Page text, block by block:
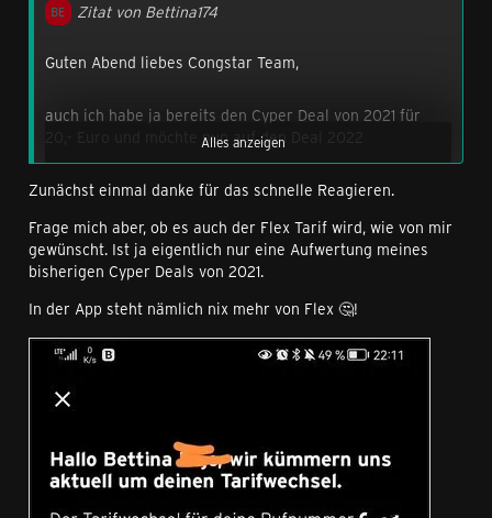
Zitat von Bettina174
Guten Abend liebes Congstar Team,
auch ich habe ja bereits den Cyper Deal von 2021 für
20,- Euro und möchte nun auf den Deal 2022
aktualisieren.
Bitte weiterhin den Flex-Tarif.
Stimme ausdrücklich den AGBs zu!
Danke und herzliche Grüße
Alles anzeigen
Zunächst einmal danke für das schnelle Reagieren.
Frage mich aber, ob es auch der Flex Tarif wird, wie von mir
gewünscht. Ist ja eigentlich nur eine Aufwertung meines
bisherigen Cyper Deals von 2021.
In der App steht nämlich nix mehr von Flex 🤔!